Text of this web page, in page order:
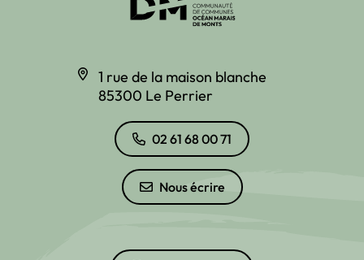
1 rue de la maison blanche
85300 Le Perrier
02 61 68 00 71
Nous écrire